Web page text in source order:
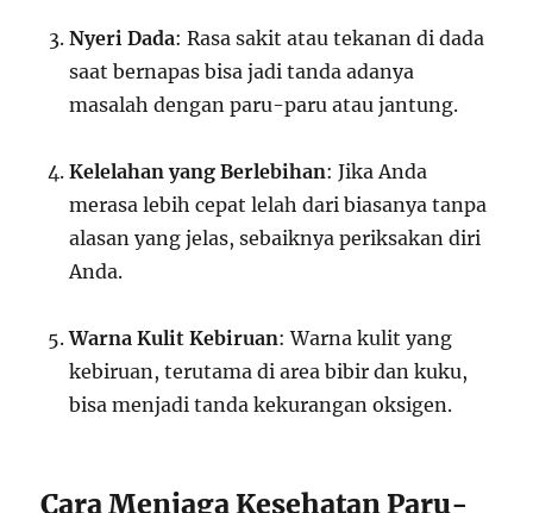
Nyeri Dada: Rasa sakit atau tekanan di dada
saat bernapas bisa jadi tanda adanya
masalah dengan paru-paru atau jantung.
Kelelahan yang Berlebihan: Jika Anda
merasa lebih cepat lelah dari biasanya tanpa
alasan yang jelas, sebaiknya periksakan diri
Anda.
Warna Kulit Kebiruan: Warna kulit yang
kebiruan, terutama di area bibir dan kuku,
bisa menjadi tanda kekurangan oksigen.
Cara Menjaga Kesehatan Paru-